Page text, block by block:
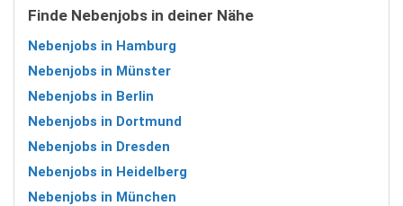
Finde Nebenjobs in deiner Nähe
Nebenjobs in Hamburg
Nebenjobs in Münster
Nebenjobs in Berlin
Nebenjobs in Dortmund
Nebenjobs in Dresden
Nebenjobs in Heidelberg
Nebenjobs in München